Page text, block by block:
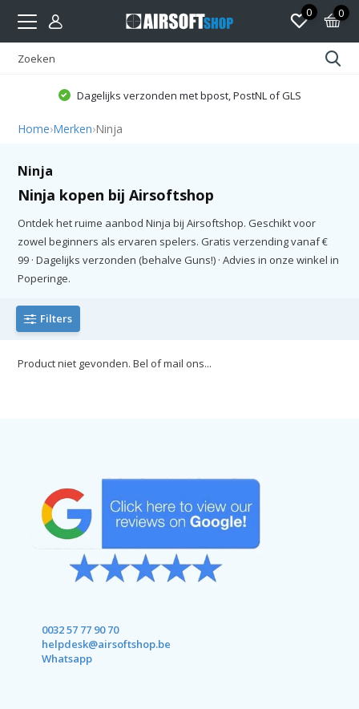
0 0
Dagelijks verzonden met bpost, PostNL of GLS
Home›Merken›Ninja
Ninja
Ninja kopen bij Airsoftshop
Ontdek het ruime aanbod Ninja bij Airsoftshop. Geschikt voor
zowel beginners als ervaren spelers. Gratis verzending vanaf €
99 · Dagelijks verzonden (behalve Guns!) · Advies in onze winkel in
Poperinge.
Filters
Product niet gevonden. Bel of mail ons...
0032 57 77 90 70
helpdesk@airsoftshop.be
Whatsapp